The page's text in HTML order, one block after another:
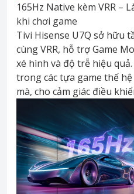
165Hz Native kèm VRR –
khi chơi game
Tivi Hisense U7Q sở hữu
cùng VRR, hỗ trợ Game
xé hình và độ trễ hiệu
trong các tựa game thế
mà, cho cảm giác điều